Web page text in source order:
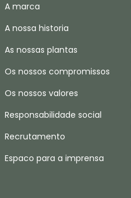
A marca
A nossa historia
As nossas plantas
Os nossos compromissos
Os nossos valores
Responsabilidade social
Recrutamento
Espaco para a imprensa